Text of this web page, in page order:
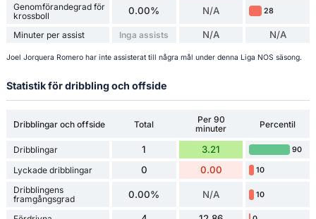
Genomförandegrad för
krossboll
0.00% N/A 28
Minuter per assist Inga assists N/A N/A
Joel Jorquera Romero har inte assisterat till några mål under denna Liga NOS säsong.
Statistik för dribbling och offside
Dribblingar och offside Total
Per 90
minuter
Percentil
Dribblingar 1 3.21 90
Lyckade dribblingar 0 0.00 10
Dribblingens
framgångsgrad
0.00% N/A 10